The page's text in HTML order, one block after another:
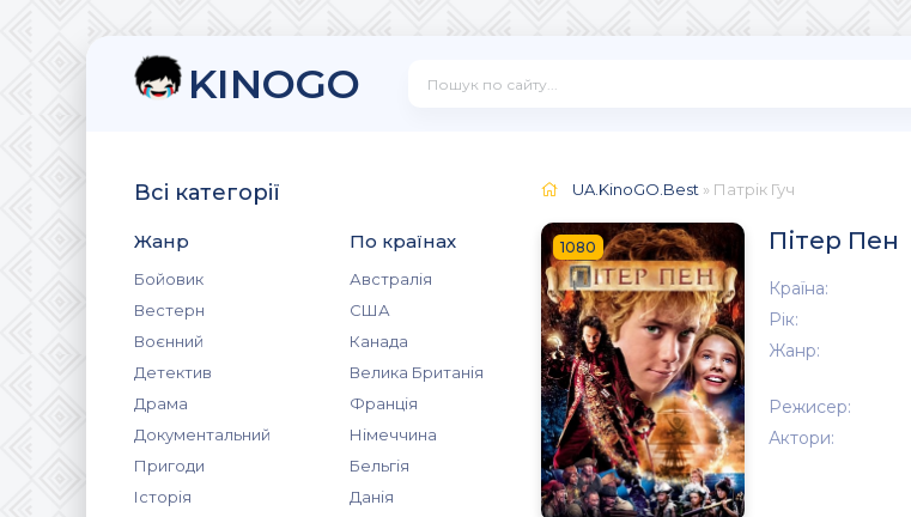
KINOGO
Всі категорії
Жанр
Бойовик
Вестерн
Воєнний
Детектив
Драма
Документальний
Пригоди
Історія
По країнах
Австралія
США
Канада
Велика Британія
Франція
Німеччина
Бельгія
Данія
UA.KinoGO.Best » Патрік Гуч
1080 Пітер Пен
Країна:
Рік:
Жанр:
Режисер:
Актори: